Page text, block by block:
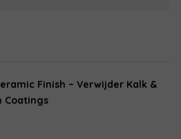
Finish – Verwijder Kalk &
Coatings